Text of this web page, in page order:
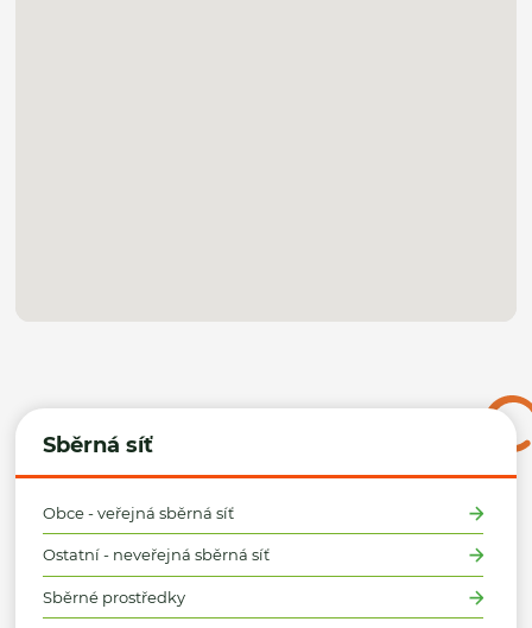
Sběrná síť
Obce - veřejná sběrná síť
Ostatní - neveřejná sběrná síť
Sběrné prostředky